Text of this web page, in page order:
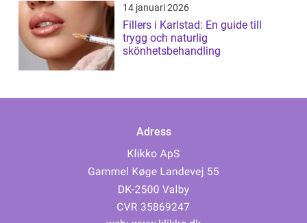
14 januari 2026
Fillers i Karlstad: En guide till
trygg och naturlig
skönhetsbehandling
Adress